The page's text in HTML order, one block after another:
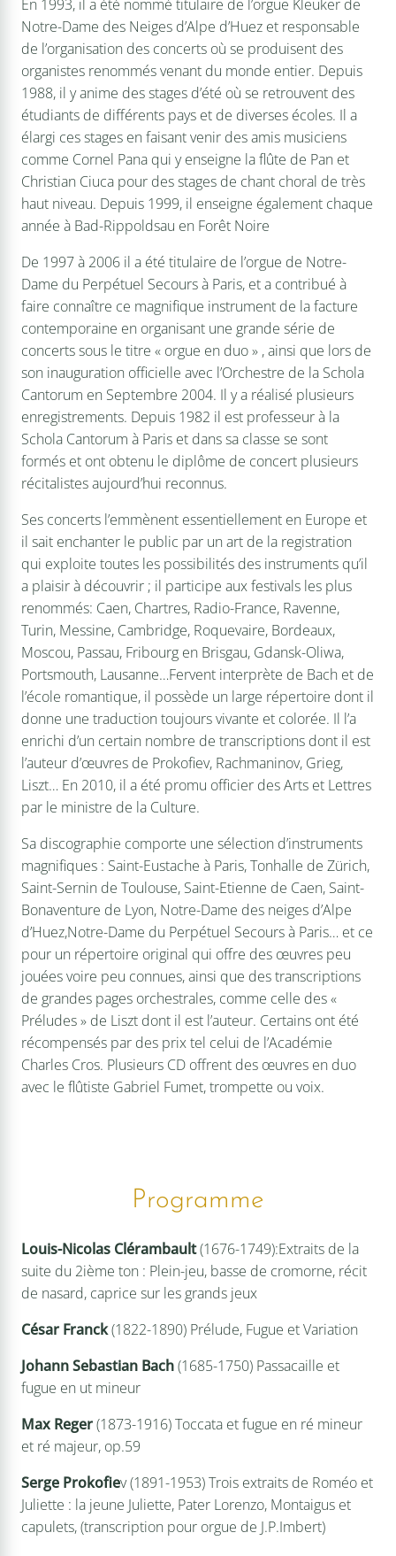
En 1993, il a été nommé titulaire de l’orgue Kleuker de
Notre-Dame des Neiges d’Alpe d’Huez et responsable
de l’organisation des concerts où se produisent des
organistes renommés venant du monde entier. Depuis
1988, il y anime des stages d’été où se retrouvent des
étudiants de différents pays et de diverses écoles. Il a
élargi ces stages en faisant venir des amis musiciens
comme Cornel Pana qui y enseigne la flûte de Pan et
Christian Ciuca pour des stages de chant choral de très
haut niveau. Depuis 1999, il enseigne également chaque
année à Bad-Rippoldsau en Forêt Noire
De 1997 à 2006 il a été titulaire de l’orgue de Notre-
Dame du Perpétuel Secours à Paris, et a contribué à
faire connaître ce magnifique instrument de la facture
contemporaine en organisant une grande série de
concerts sous le titre « orgue en duo » , ainsi que lors de
son inauguration officielle avec l’Orchestre de la Schola
Cantorum en Septembre 2004. Il y a réalisé plusieurs
enregistrements. Depuis 1982 il est professeur à la
Schola Cantorum à Paris et dans sa classe se sont
formés et ont obtenu le diplôme de concert plusieurs
récitalistes aujourd’hui reconnus.
Ses concerts l’emmènent essentiellement en Europe et
il sait enchanter le public par un art de la registration
qui exploite toutes les possibilités des instruments qu’il
a plaisir à découvrir ; il participe aux festivals les plus
renommés: Caen, Chartres, Radio-France, Ravenne,
Turin, Messine, Cambridge, Roquevaire, Bordeaux,
Moscou, Passau, Fribourg en Brisgau, Gdansk-Oliwa,
Portsmouth, Lausanne…Fervent interprète de Bach et de
l’école romantique, il possède un large répertoire dont il
donne une traduction toujours vivante et colorée. Il l’a
enrichi d’un certain nombre de transcriptions dont il est
l’auteur d’œuvres de Prokofiev, Rachmaninov, Grieg,
Liszt… En 2010, il a été promu officier des Arts et Lettres
par le ministre de la Culture.
Sa discographie comporte une sélection d’instruments
magnifiques : Saint-Eustache à Paris, Tonhalle de Zürich,
Saint-Sernin de Toulouse, Saint-Etienne de Caen, Saint-
Bonaventure de Lyon, Notre-Dame des neiges d’Alpe
d’Huez,Notre-Dame du Perpétuel Secours à Paris… et ce
pour un répertoire original qui offre des œuvres peu
jouées voire peu connues, ainsi que des transcriptions
de grandes pages orchestrales, comme celle des «
Préludes » de Liszt dont il est l’auteur. Certains ont été
récompensés par des prix tel celui de l’Académie
Charles Cros. Plusieurs CD offrent des œuvres en duo
avec le flûtiste Gabriel Fumet, trompette ou voix.
Programme
Louis-Nicolas Clérambault(1676-1749):Extraits de la
suite du 2ième ton : Plein-jeu, basse de cromorne, récit
de nasard, caprice sur les grands jeux
César Franck(1822-1890) Prélude, Fugue et Variation
Johann Sebastian Bach(1685-1750) Passacaille et
fugue en ut mineur
Max Reger(1873-1916) Toccata et fugue en ré mineur
et ré majeur, op.59
Serge Prokofiev (1891-1953) Trois extraits de Roméo et
Juliette : la jeune Juliette, Pater Lorenzo, Montaigus et
capulets, (transcription pour orgue de J.P.Imbert)